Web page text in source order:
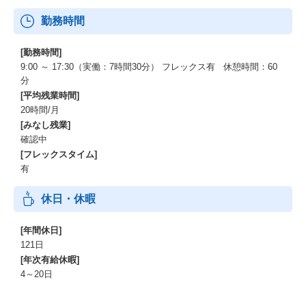
勤務時間
[勤務時間]
9:00 ～ 17:30（実働：7時間30分） フレックス有 休憩時間：60
分
[平均残業時間]
20時間/月
[みなし残業]
確認中
[フレックスタイム]
有
休日・休暇
[年間休日]
121日
[年次有給休暇]
4～20日